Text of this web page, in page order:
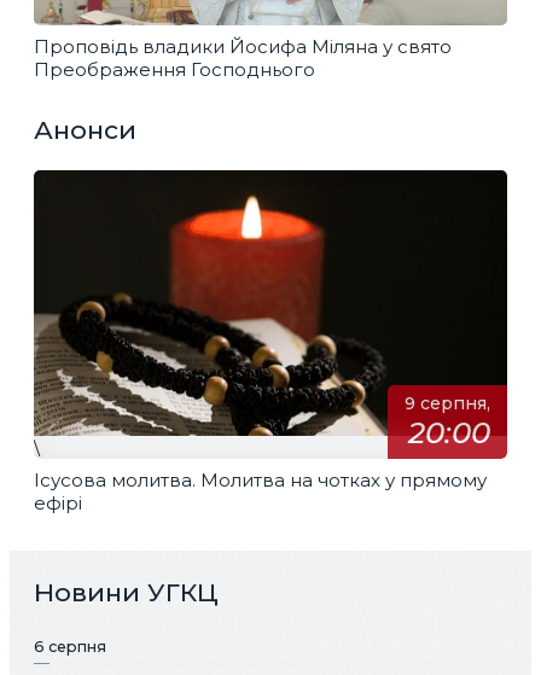
Проповідь владики Йосифа Міляна у свято
Преображення Господнього
Анонси
9 серпня,
20:00
\
Ісусова молитва. Молитва на чотках у прямому
ефірі
Новини УГКЦ
6 серпня